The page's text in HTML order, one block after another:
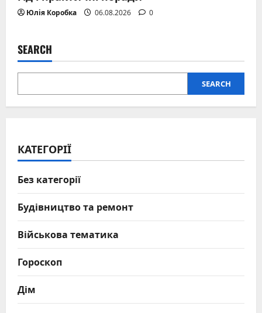
Юлія Коробка 06.08.2026 0
SEARCH
SEARCH
КАТЕГОРІЇ
Без категорії
Будівництво та ремонт
Військова тематика
Гороскоп
Дім